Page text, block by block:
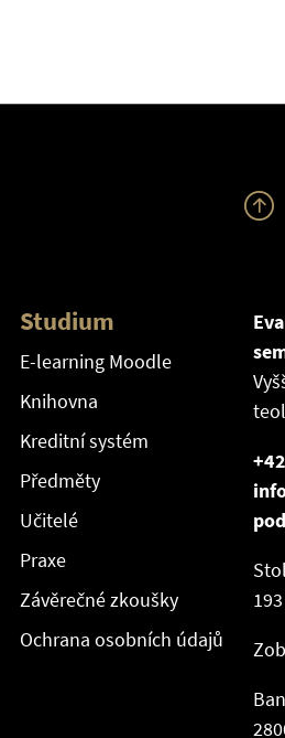
Studium
E-learning Moodle
Knihovna
Kreditní systém
Předměty
Učitelé
Praxe
Závěrečné zkoušky
Ochrana osobních údajů